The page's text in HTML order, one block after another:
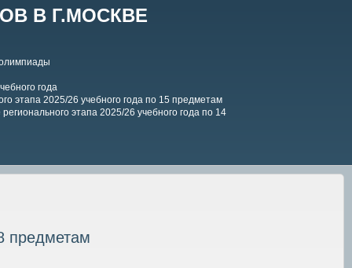
В Г.МОСКВЕ
года
этапа 2025/26 учебного года по 15 предметам
этапа 2025/26 учебного года по 14
предметам